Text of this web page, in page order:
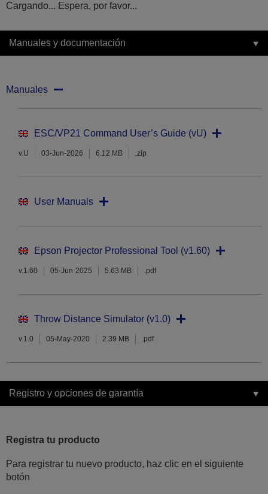
Cargando... Espera, por favor...
Manuales y documentación
Manuales
ESC/VP21 Command User’s Guide (vU)
v.U 03-Jun-2026 6.12 MB .zip
User Manuals
Epson Projector Professional Tool (v1.60)
v.1.60 05-Jun-2025 5.63 MB .pdf
Throw Distance Simulator (v1.0)
v.1.0 05-May-2020 2.39 MB .pdf
Registro y opciones de garantía
Registra tu producto
Para registrar tu nuevo producto, haz clic en el siguiente
botón